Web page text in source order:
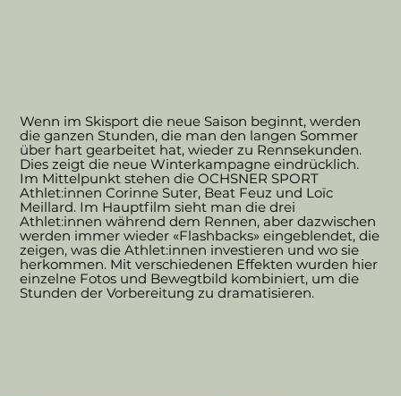
Wenn im Skisport die neue Saison beginnt, werden
die ganzen Stunden, die man den langen Sommer
über hart gearbeitet hat, wieder zu Rennsekunden.
Dies zeigt die neue Winterkampagne eindrücklich.
Im Mittelpunkt stehen die OCHSNER SPORT
Athlet:innen Corinne Suter, Beat Feuz und Loïc
Meillard. Im Hauptfilm sieht man die drei
Athlet:innen während dem Rennen, aber dazwischen
werden immer wieder «Flashbacks» eingeblendet, die
zeigen, was die Athlet:innen investieren und wo sie
herkommen. Mit verschiedenen Effekten wurden hier
einzelne Fotos und Bewegtbild kombiniert, um die
Stunden der Vorbereitung zu dramatisieren.